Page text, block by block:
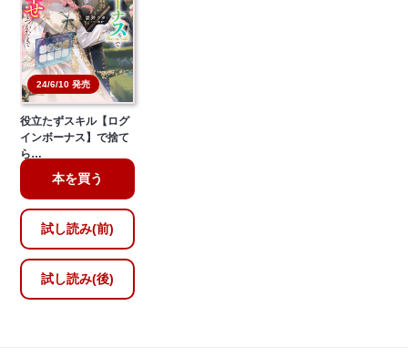
24/6/10 発売
役立たずスキル【ログ
インボーナス】で捨て
ら…
本を買う
試し読み(前)
試し読み(後)